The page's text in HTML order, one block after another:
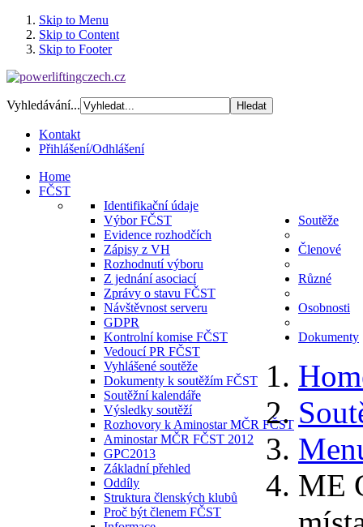
Skip to Menu
Skip to Content
Skip to Footer
Vyhledávání...
Kontakt
Přihlášení/Odhlášení
Home
FČST
Identifikační údaje
Výbor FČST
Evidence rozhodčích
Zápisy z VH
Rozhodnutí výboru
Z jednání asociací
Zprávy o stavu FČST
Návštěvnost serveru
GDPR
Kontrolní komise FČST
Vedoucí PR FČST
Soutěže
Vyhlášené soutěže
Dokumenty k soutěžím FČST
Soutěžní kalendáře
Výsledky soutěží
Rozhovory k Aminostar MČR FČST
Aminostar MČR FČST 2012
GPC2013
Členové
Základní přehled
Oddíly
Struktura členských klubů
Proč být členem FČST
Různé
Osobnosti
Dokumenty
ME